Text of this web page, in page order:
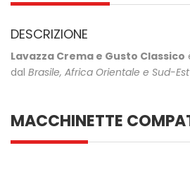
DESCRIZIONE
Lavazza Crema e Gusto Classico
dal Brasile, Africa Orientale e Sud-
MACCHINETTE